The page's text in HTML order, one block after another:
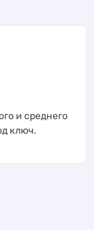
и среднего
ключ.